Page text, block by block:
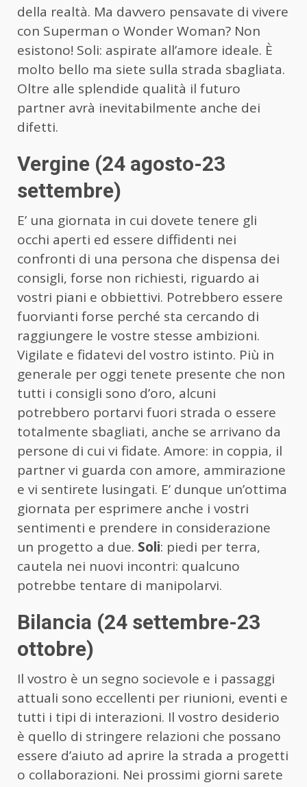
della realtà. Ma davvero pensavate di vivere
con Superman o Wonder Woman? Non
esistono! Soli: aspirate all’amore ideale. È
molto bello ma siete sulla strada sbagliata.
Oltre alle splendide qualità il futuro
partner avrà inevitabilmente anche dei
difetti.
Vergine (24 agosto-23
settembre)
E’ una giornata in cui dovete tenere gli
occhi aperti ed essere diffidenti nei
confronti di una persona che dispensa dei
consigli, forse non richiesti, riguardo ai
vostri piani e obbiettivi. Potrebbero essere
fuorvianti forse perché sta cercando di
raggiungere le vostre stesse ambizioni.
Vigilate e fidatevi del vostro istinto. Più in
generale per oggi tenete presente che non
tutti i consigli sono d’oro, alcuni
potrebbero portarvi fuori strada o essere
totalmente sbagliati, anche se arrivano da
persone di cui vi fidate. Amore: in coppia, il
partner vi guarda con amore, ammirazione
e vi sentirete lusingati. E’ dunque un’ottima
giornata per esprimere anche i vostri
sentimenti e prendere in considerazione
un progetto a due. Soli: piedi per terra,
cautela nei nuovi incontri: qualcuno
potrebbe tentare di manipolarvi.
Bilancia (24 settembre-23
ottobre)
Il vostro è un segno socievole e i passaggi
attuali sono eccellenti per riunioni, eventi e
tutti i tipi di interazioni. Il vostro desiderio
è quello di stringere relazioni che possano
essere d’aiuto ad aprire la strada a progetti
o collaborazioni. Nei prossimi giorni sarete